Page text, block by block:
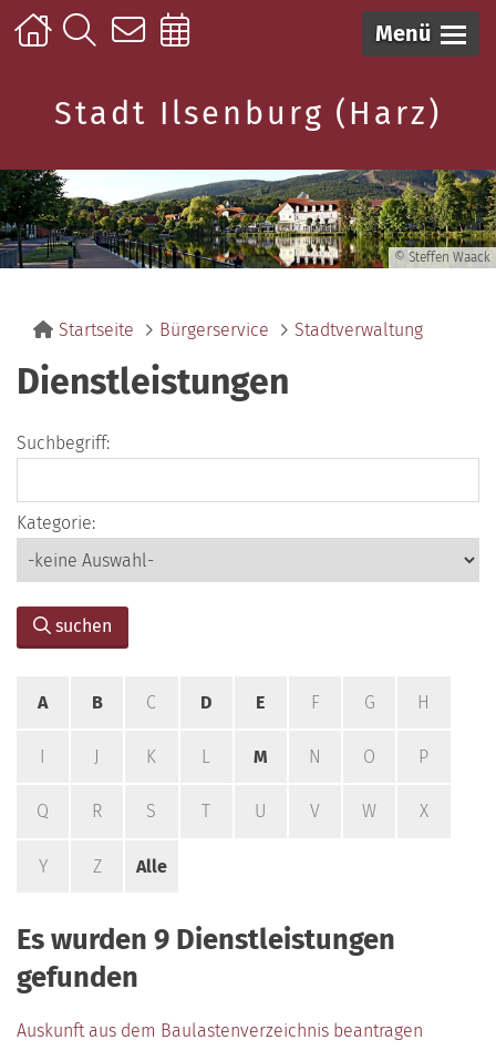
Menü
Stadt Ilsenburg (Harz)
© Steffen Waack
Startseite Bürgerservice Stadtverwaltung
Dienstleistungen
Suchbegriff:
Kategorie:
suchen
A B C D E F G H
J K L M N O P
Q R S T U V W X
Y Z Alle
Es wurden 9 Dienstleistungen
gefunden
Auskunft aus dem Baulastenverzeichnis beantragen